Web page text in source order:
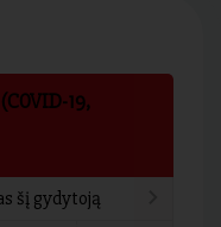
19,
šį gydytoją